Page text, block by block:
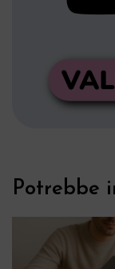
Potrebbe